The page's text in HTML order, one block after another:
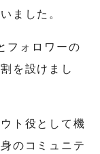
ました。
フォロワーの
を設けまし
ト役として機
のコミュニテ